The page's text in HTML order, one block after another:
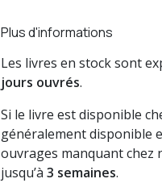
Plus d'informations
Les livres en stock sont
jours ouvrés.
Si le livre est disponible
généralement disponible
ouvrages manquant
jusqu’à 3 semaines.